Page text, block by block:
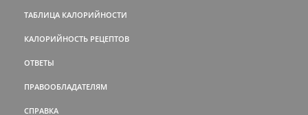
ТАБЛИЦА КАЛОРИЙНОСТИ
КАЛОРИЙНОСТЬ РЕЦЕПТОВ
ОТВЕТЫ
ПРАВООБЛАДАТЕЛЯМ
СПРАВКА